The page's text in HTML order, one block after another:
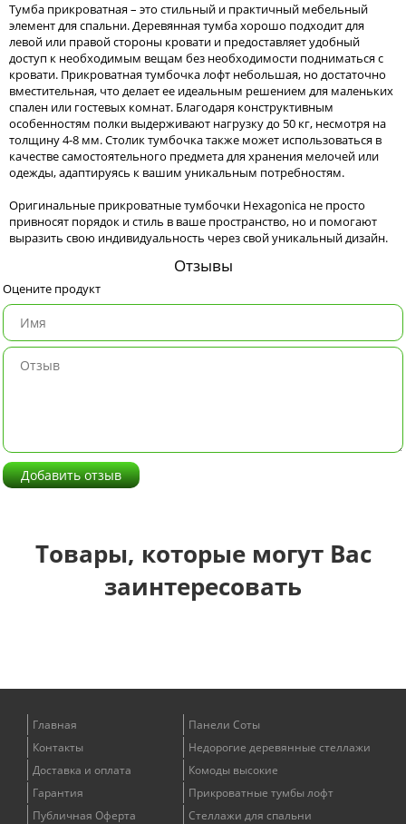
Тумба прикроватная – это стильный и практичный мебельный
элемент для спальни. Деревянная тумба хорошо подходит для
левой или правой стороны кровати и предоставляет удобный
доступ к необходимым вещам без необходимости подниматься с
кровати. Прикроватная тумбочка лофт небольшая, но достаточно
вместительная, что делает ее идеальным решением для маленьких
спален или гостевых комнат. Благодаря конструктивным
особенностям полки выдерживают нагрузку до 50 кг, несмотря на
толщину 4-8 мм. Столик тумбочка также может использоваться в
качестве самостоятельного предмета для хранения мелочей или
одежды, адаптируясь к вашим уникальным потребностям.
Оригинальные прикроватные тумбочки Hexagonica не просто
привносят порядок и стиль в ваше пространство, но и помогают
выразить свою индивидуальность через свой уникальный дизайн.
Отзывы
Оцените продукт
Добавить отзыв
Товары, которые могут Вас
заинтересовать
Главная
Контакты
Доставка и оплата
Гарантия
Публичная Оферта
Панели Соты
Недорогие деревянные стеллажи
Комоды высокие
Прикроватные тумбы лофт
Стеллажи для спальни